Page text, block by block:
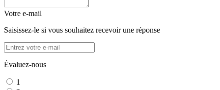
Votre e-mail
Saisissez-le si vous souhaitez recevoir une réponse
Évaluez-nous
1